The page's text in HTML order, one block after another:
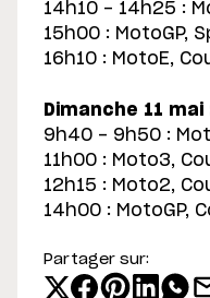
14h10 - 14h25 :
15h00 : MotoGP,
16h10 : MotoE,
Dimanche 11 mai
9h40 - 9h50 :
11h00 : Moto3,
12h15 : Moto2,
14h00 : MotoGP,
Partager sur: